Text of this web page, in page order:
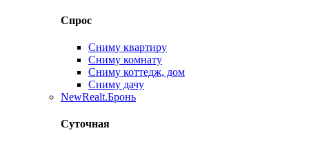
Спрос
Сниму квартиру
Сниму комнату
Сниму коттедж, дом
Сниму дачу
NewRealt.Бронь
Суточная